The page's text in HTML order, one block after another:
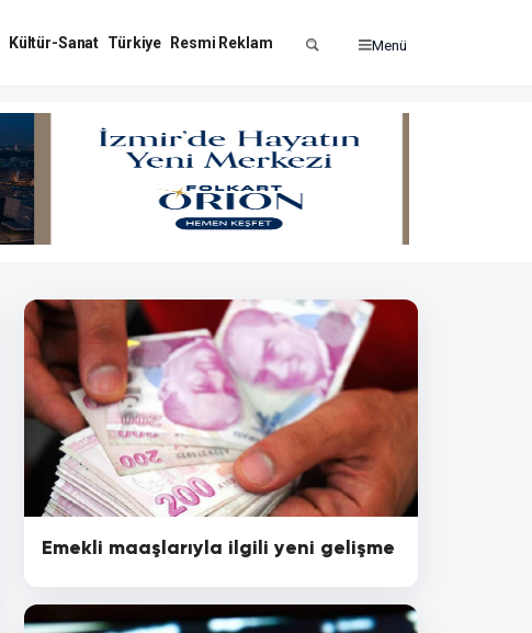
Kültür-Sanat Türkiye Resmi Reklam Menü
Emekli maaşlarıyla ilgili yeni gelişme